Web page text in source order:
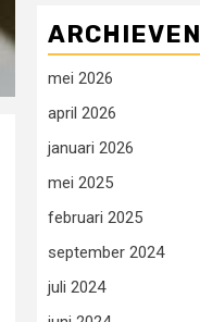
ARCHIEVEN
mei 2026
april 2026
januari 2026
mei 2025
februari 2025
september 2024
juli 2024